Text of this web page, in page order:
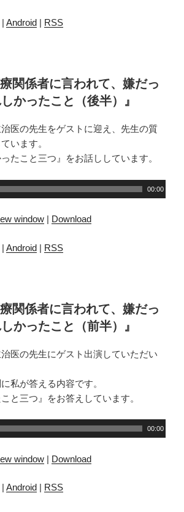
| Android | RSS
関係者に言われて、嫌だっ
かったこと（後半）』
医の先生をゲストに迎え、先生の質
います。
たこと三つ』をお話ししています。
00:00
window | Download
| Android | RSS
関係者に言われて、嫌だっ
かったこと（前半）』
医の先生にゲスト出演していただい
私が答える内容です。
と三つ』をお答えしています。
00:00
window | Download
| Android | RSS